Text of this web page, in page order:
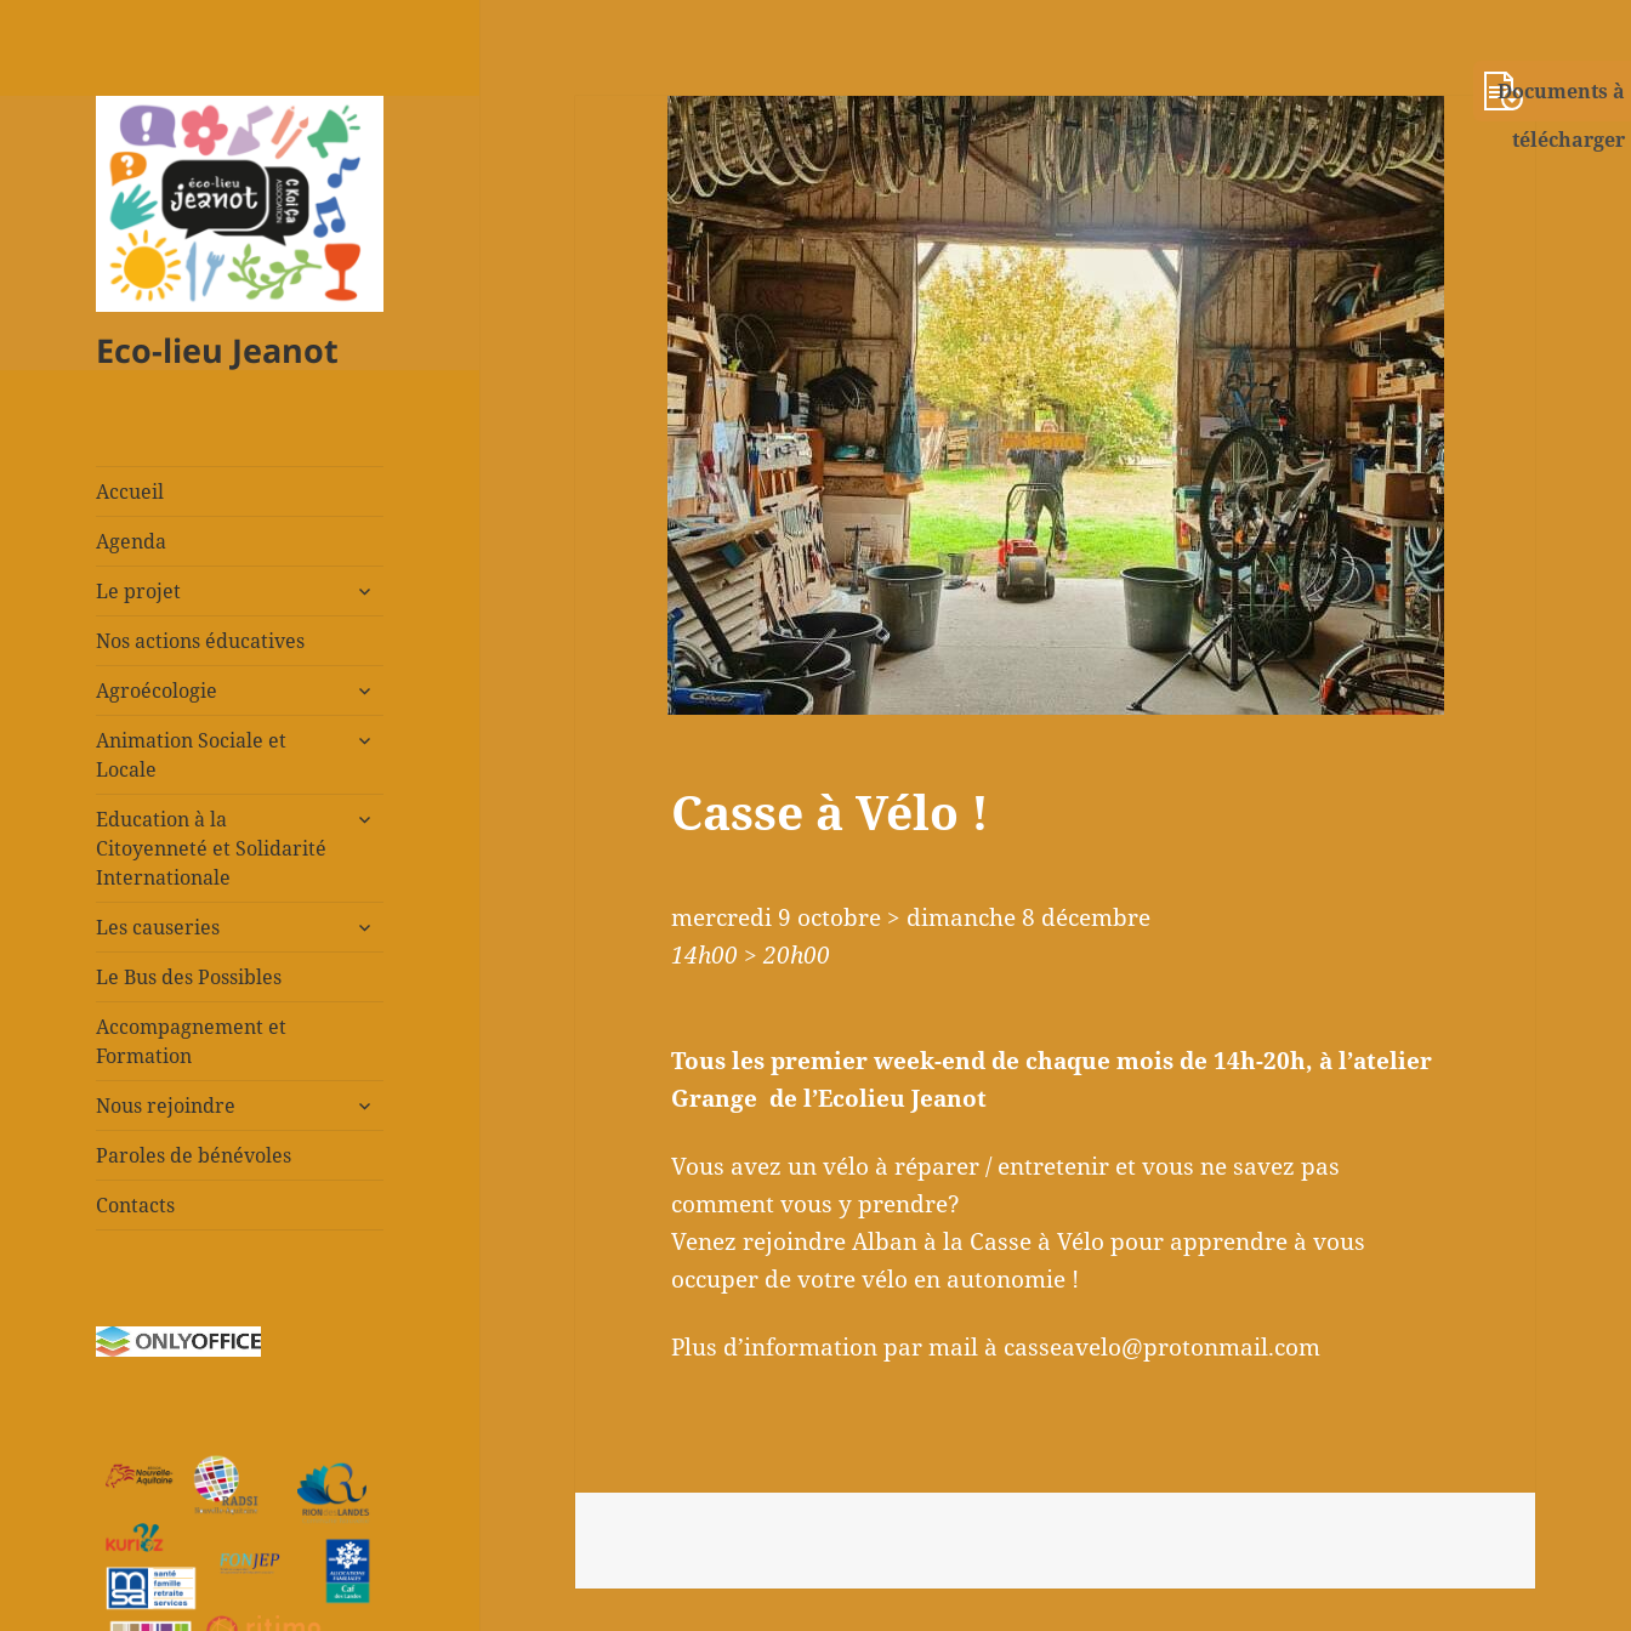
Eco-lieu Jeanot
Accueil
Agenda
Le projet
ouvrir
Nos actions éducatives
Agroécologie
ouvrir
sous-
Animation Sociale et
Locale
ouvrir
menu
Education à la
Citoyenneté et Solidarité
Internationale
ouvrir
Les causeries
ouvrir
Le Bus des Possibles
Accompagnement et
Formation
Nous rejoindre
ouvrir
Paroles de bénévoles
Contacts
Casse à Vélo !
mercredi 9 octobre > dimanche 8 décembre
14h00 > 20h00
Tous les premier week-end de chaque mois de 14h-20h, à l’atelier
Grange de l’Ecolieu Jeanot
Vous avez un vélo à réparer / entretenir et vous ne savez pas
comment vous y prendre?
Venez rejoindre Alban à la Casse à Vélo pour apprendre à vous
occuper de votre vélo en autonomie !
Plus d’information par mail à casseavelo@protonmail.com
Documents à
télécharger